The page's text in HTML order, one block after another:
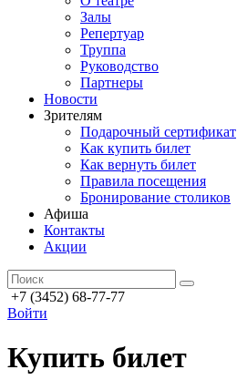
Залы
Репертуар
Труппа
Руководство
Партнеры
Новости
Зрителям
Подарочный сертификат
Как купить билет
Как вернуть билет
Правила посещения
Бронирование столиков
Афиша
Контакты
Акции
+7 (3452) 68-77-77
Войти
Купить билет